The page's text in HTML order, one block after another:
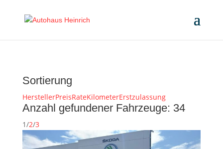
Sortierung
HerstellerPreisRateKilometerErstzulassung
Anzahl gefundener Fahrzeuge: 34
1/2/3